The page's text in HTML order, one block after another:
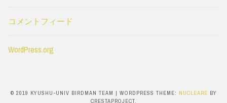
コメントフィード
WordPress.org
© 2019 KYUSHU-UNIV BIRDMAN TEAM | WORDPRESS THEME: NUCLEARE BY
CRESTAPROJECT.